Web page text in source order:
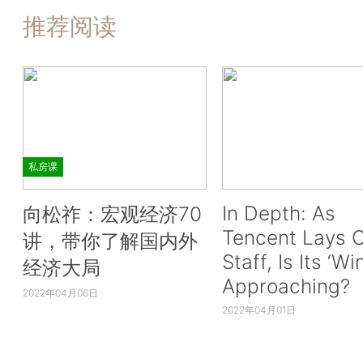
推荐阅读
私房课
向松祚：宏观经济70
讲，带你了解国内外
经济大局
2022年04月06日
In Depth: As
Tencent Lays
Staff, Is Its
Approaching?
2022年04月01日